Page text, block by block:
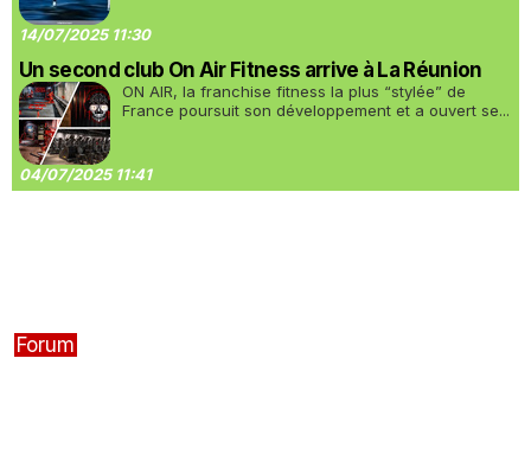
14/07/2025 11:30
Un second club On Air Fitness arrive à La Réunion
ON AIR, la franchise fitness la plus “stylée” de
France poursuit son développement et a ouvert se...
04/07/2025 11:41
Forum